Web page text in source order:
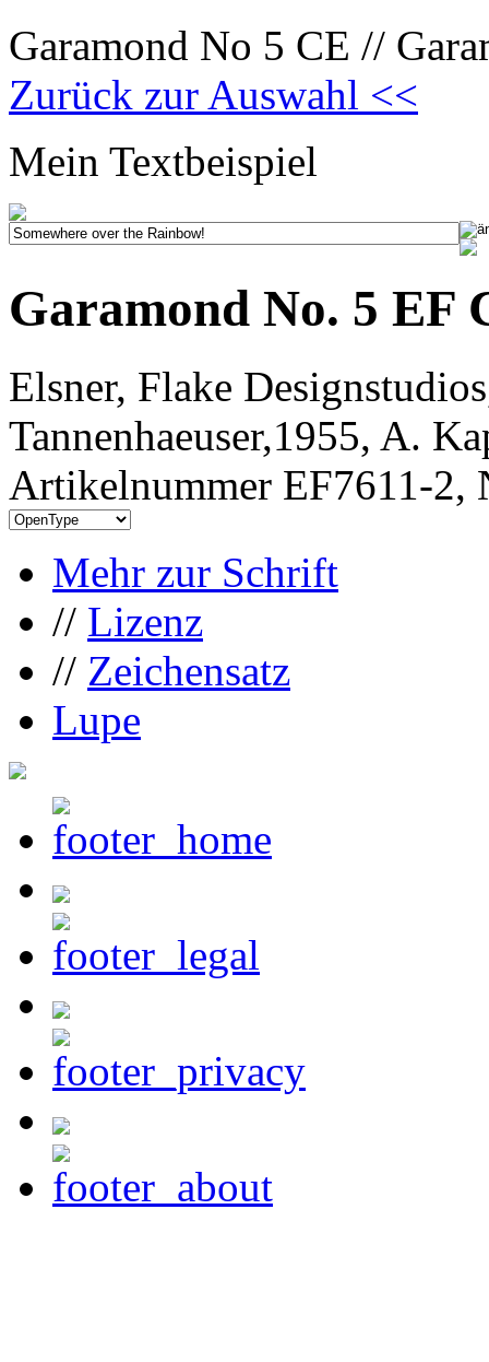
Garamond No 5 CE //
Zurück zur Auswahl <<
Mein Textbeispiel
Garamond No. 5 EF
Elsner, Flake
Tannenhaeuser,1955, A.
Artikelnummer EF7611-2,
Mehr zur Schrift
// Lizenz
// Zeichensatz
Lupe